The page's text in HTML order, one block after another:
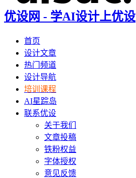
优设网 - 学AI设计上优设
首页
设计文章
热门频道
设计导航
培训课程
AI星踪岛
联系优设
关于我们
文章投稿
铁粉权益
字体授权
意见反馈